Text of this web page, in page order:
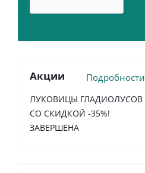
Акции Подробности
ЛУКОВИЦЫ ГЛАДИОЛУСОВ
СО СКИДКОЙ -35%!
ЗАВЕРШЕНА